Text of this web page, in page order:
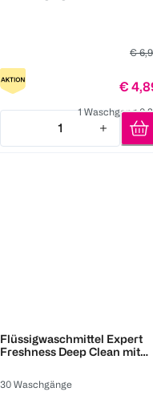
€
€
1 Waschgang
1
Quantity: 1
Flüssigwaschmittel Expert
Freshness Deep Clean mit
30 Waschgänge